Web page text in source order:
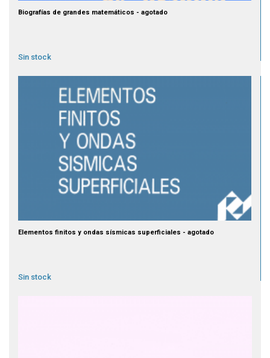
Biografías de grandes matemáticos - agotado
Sin stock
Elementos finitos y ondas sísmicas superficiales - agotado
Sin stock